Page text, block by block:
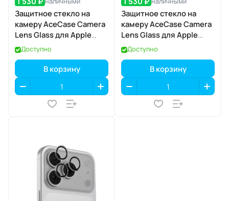
Защитное стекло на
камеру AceCase Camera
Lens Glass для Apple
iPhone 17
Доступно
В корзину
Защитное стекло на
камеру AceCase Camera
Lens Glass для Apple
iPhone 17 Pro / 17 Pro Max
Доступно
В корзину